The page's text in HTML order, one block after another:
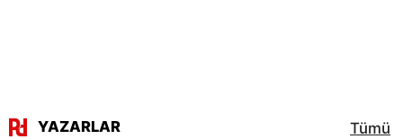
YAZARLAR Tümü